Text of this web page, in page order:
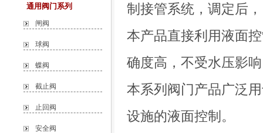
通用阀门系列
闸阀
球阀
蝶阀
截止阀
止回阀
安全阀
制接管系统，调定后
本产品直接利用液面
确度高，不受水压影
本系列阀门产品广泛
设施的液面控制。